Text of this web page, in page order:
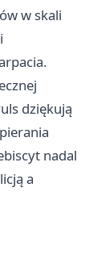
w skali
dziękują
nadal
a